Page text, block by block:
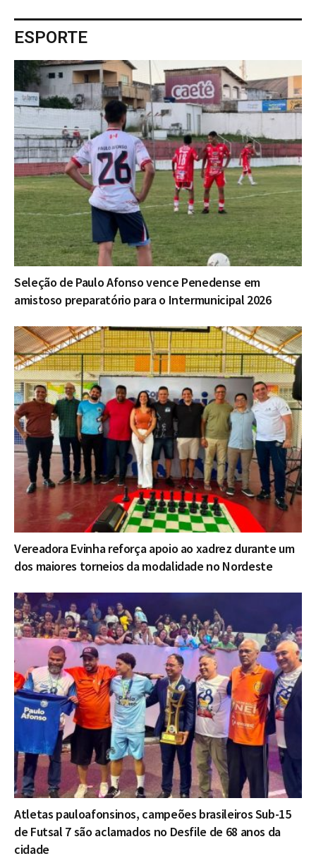
ESPORTE
Seleção de Paulo Afonso vence Penedense em
amistoso preparatório para o Intermunicipal 2026
Vereadora Evinha reforça apoio ao xadrez durante um
dos maiores torneios da modalidade no Nordeste
Atletas pauloafonsinos, campeões brasileiros Sub-15
de Futsal 7 são aclamados no Desfile de 68 anos da
cidade